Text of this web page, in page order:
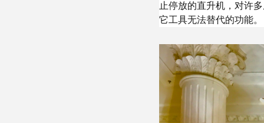
止停放的直升机，对许
它工具无法替代的功能。